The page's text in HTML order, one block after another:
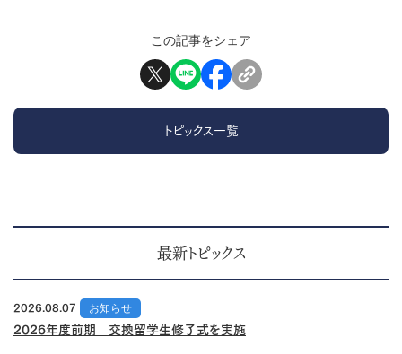
この記事をシェア
トピックス一覧
最新トピックス
2026.08.07
お知らせ
2026年度前期 交換留学生修了式を実施